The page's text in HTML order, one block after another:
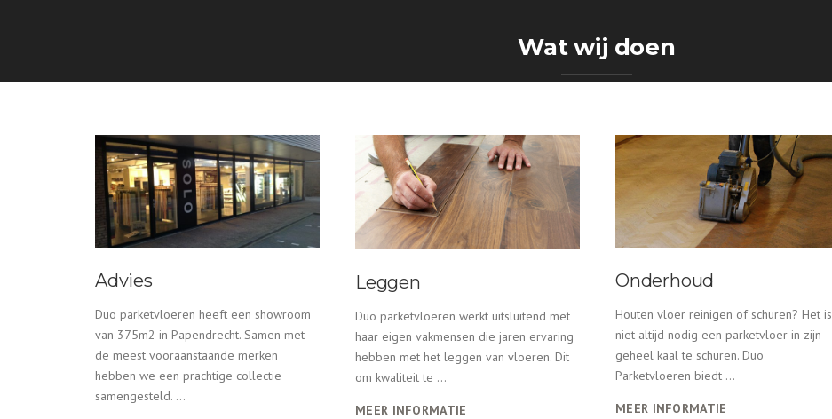
Wat wij doen
Advies
Duo parketvloeren heeft een showroom
van 375m2 in Papendrecht. Samen met
de meest vooraanstaande merken
hebben we een prachtige collectie
samengesteld. ...
Leggen
Duo parketvloeren werkt uitsluitend met
haar eigen vakmensen die jaren ervaring
hebben met het leggen van vloeren. Dit
om kwaliteit te ...
MEER INFORMATIE
Onderhoud
Houten vloer reinigen of schuren? Het is
niet altijd nodig een parketvloer in zijn
geheel kaal te schuren. Duo
Parketvloeren biedt ...
MEER INFORMATIE